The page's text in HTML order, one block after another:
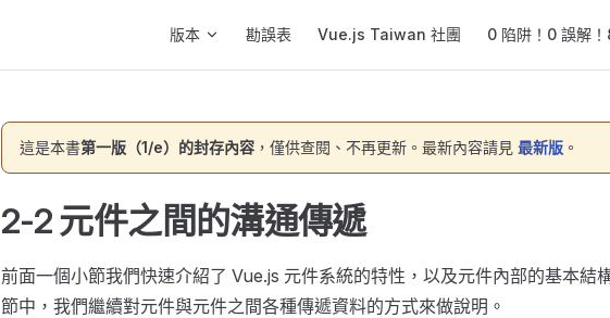
版本 勘誤表 Vue.js Taiwan 社團 0 陷阱！0 誤解
這是本書第一版（1/e）的封存內容 ，僅供查閱、不再更新。最新內容請見 最新版 。
2-2 元件之間的溝通傳遞
前面一個小節我們快速介紹了 Vue.js 元件系統的特性，以及元件內部的基本結
節中，我們繼續對元件與元件之間各種傳遞資料的方式來做說明。